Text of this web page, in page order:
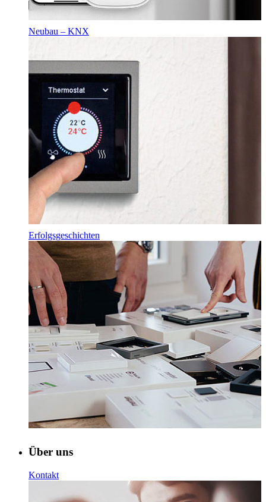
Neubau – KNX
Erfolgsgeschichten
Über uns
Kontakt